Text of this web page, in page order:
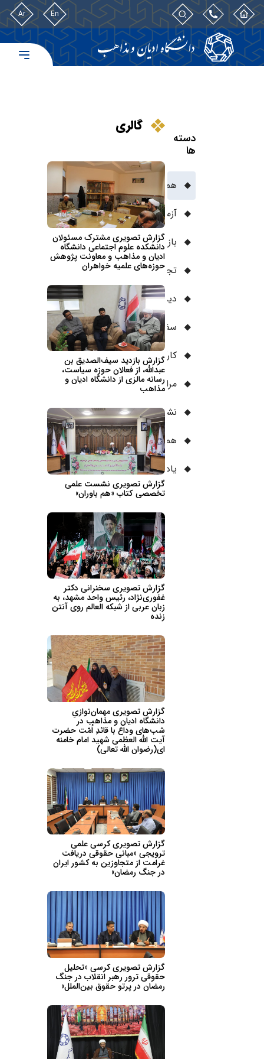
En
Ar
دسته
ها
همه
آزمون‌ها(۸)
بازدیدها از دانشگاه(۷۳)
تجمع‌ها(۳)
دیدارهای ریاست دانشگاه(۲۸)
سفرها(۸)
کارگاه‌های آموزشی
مراسم(۱۷)
نشست‌های علمی(۴۳)
همایش‌ها(۳)
یادبود‌ها(۳)
گالری
گزارش تصویری مشترک مسئولان
دانشکده علوم اجتماعی دانشگاه
ادیان و مذاهب و معاونت پژوهش
حوزه‌های علمیه خواهران
گزارش بازدید سیف‌الصدیق بن
عبدالله، از فعالان حوزه سیاست،
رسانه مالزی از دانشگاه ادیان و
مذاهب
گزارش تصویری نشست علمى
تخصصى كتاب «هم باوران»
گزارش تصویری سخنرانی دکتر
غفوری‌نژاد، رئیس واحد مشهد، به
زبان عربی از شبکه العالم روی آنتن
زنده
گزارش تصویری مهمان‌نوازیِ
دانشگاه ادیان و مذاهب در
شب‌های وداع با قائدِ اُمّت حضرت
آیت الله العظمی شهید امام خامنه
ای(رضوان الله تعالی)
گزارش تصویری کرسی علمی
ترویجی «مبانی حقوقی دریافت
غرامت از متجاوزین به کشور ایران
در جنگ رمضان»
گزارش تصویری کرسی «تحلیل
حقوقی ترور رهبر انقلاب در جنگ
رمضان در پرتو حقوق بین‌الملل»